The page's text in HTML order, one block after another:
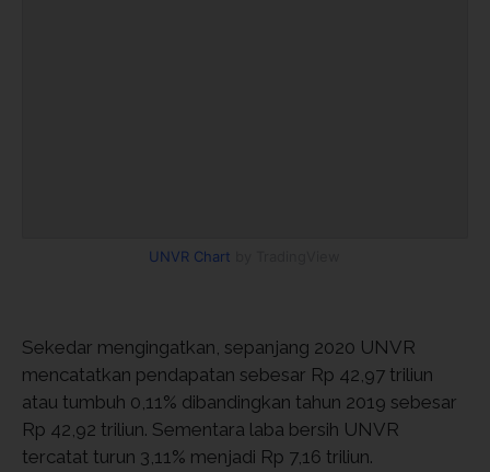
UNVR Chart
Sekedar mengingatkan, sepanjang 2020 UNVR
mencatatkan pendapatan sebesar Rp 42,97 triliun
atau tumbuh 0,11% dibandingkan tahun 2019 sebesar
Rp 42,92 triliun. Sementara laba bersih UNVR
tercatat turun 3,11% menjadi Rp 7,16 triliun.